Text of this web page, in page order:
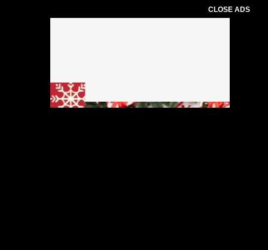
CLOSE ADS